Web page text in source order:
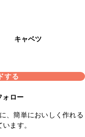
キャベツ
する
ォロー
、簡単においしく作れる
ます。